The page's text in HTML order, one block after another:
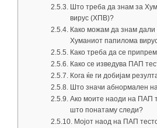
Што треба да знам за
вирус (ХПВ)?
Како можам да знам дали
Хуманиот папилома
Како треба да се
Како се изведува ПАП
Кога ќе ги добијам
Што значи абнормален
Ако моите наоди на ПАП
што понатаму следи?
Мојот наод на ПАП